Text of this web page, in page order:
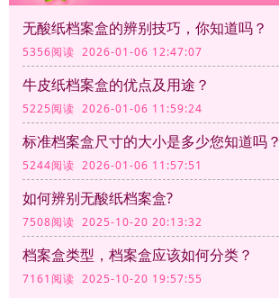
无酸纸档案盒的辨别技巧，你知道吗？
5356阅读 2026-01-06 12:47:07
牛皮纸档案盒的优点及用途？
5225阅读 2026-01-06 11:59:24
标准档案盒尺寸的大小是多少您知道吗？
5244阅读 2026-01-06 11:57:51
如何辨别无酸纸档案盒?
7508阅读 2025-10-20 20:13:32
档案盒类型，档案盒应该如何分类？
7161阅读 2025-10-20 19:57:55